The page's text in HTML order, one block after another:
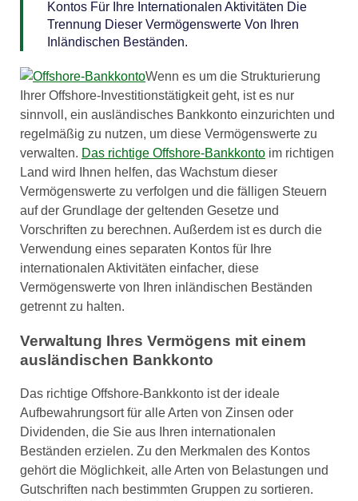
Kontos Für Ihre Internationalen Aktivitäten Die
Trennung Dieser Vermögenswerte Von Ihren
Inländischen Beständen.
Wenn es um die Strukturierung
Ihrer Offshore-Investitionstätigkeit geht, ist es nur
sinnvoll, ein ausländisches Bankkonto einzurichten und
regelmäßig zu nutzen, um diese Vermögenswerte zu
verwalten. Das richtige Offshore-Bankkonto im richtigen
Land wird Ihnen helfen, das Wachstum dieser
Vermögenswerte zu verfolgen und die fälligen Steuern
auf der Grundlage der geltenden Gesetze und
Vorschriften zu berechnen. Außerdem ist es durch die
Verwendung eines separaten Kontos für Ihre
internationalen Aktivitäten einfacher, diese
Vermögenswerte von Ihren inländischen Beständen
getrennt zu halten.
Verwaltung Ihres Vermögens mit einem
ausländischen Bankkonto
Das richtige Offshore-Bankkonto ist der ideale
Aufbewahrungsort für alle Arten von Zinsen oder
Dividenden, die Sie aus Ihren internationalen
Beständen erzielen. Zu den Merkmalen des Kontos
gehört die Möglichkeit, alle Arten von Belastungen und
Gutschriften nach bestimmten Gruppen zu sortieren.